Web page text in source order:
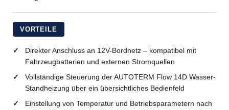
VORTEILE
Direkter Anschluss an 12V-Bordnetz – kompatibel mit
Fahrzeugbatterien und externen Stromquellen
Vollständige Steuerung der AUTOTERM Flow 14D Wasser-
Standheizung über ein übersichtliches Bedienfeld
Einstellung von Temperatur und Betriebsparametern nach